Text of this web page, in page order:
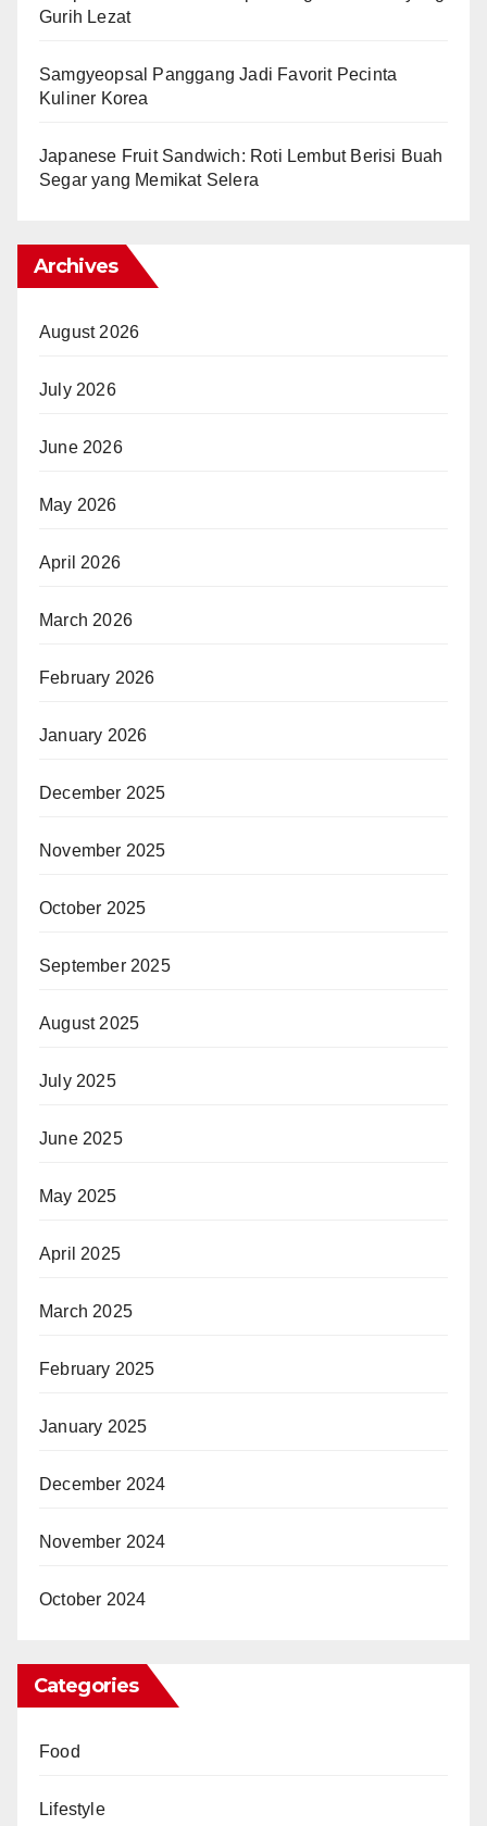
Gurih Lezat
Samgyeopsal Panggang Jadi Favorit Pecinta
Kuliner Korea
Japanese Fruit Sandwich: Roti Lembut Berisi Buah
Segar yang Memikat Selera
Archives
August 2026
July 2026
June 2026
May 2026
April 2026
March 2026
February 2026
January 2026
December 2025
November 2025
October 2025
September 2025
August 2025
July 2025
June 2025
May 2025
April 2025
March 2025
February 2025
January 2025
December 2024
November 2024
October 2024
Categories
Food
Lifestyle